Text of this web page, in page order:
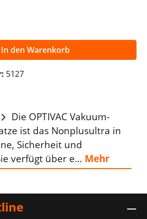
Gib den gewünschten
In den Warenkorb
5127
Die OPTIVAC Vakuum-
ist das Nonplusultra in
Sicherheit und
verfügt über e… Mehr